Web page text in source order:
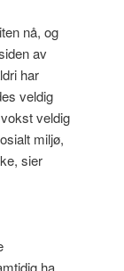
nå, og
av
har
veldig
veldig
miljø,
sier
ha